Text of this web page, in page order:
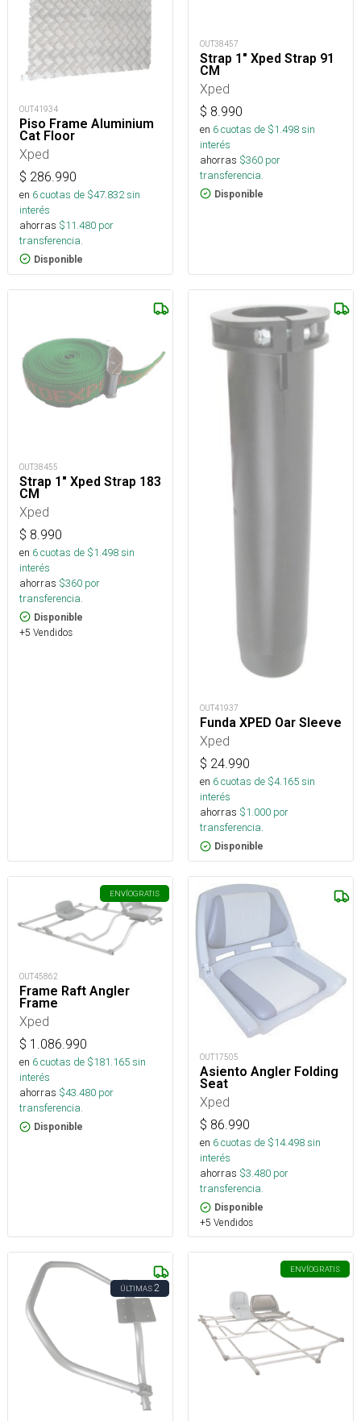
OUT41934
Piso Frame Aluminium
Cat Floor
Xped
$ 286.990
en 6cuotas de $47.832sin
interés
ahorras $11.480 por
transferencia.
Disponible
OUT38457
Strap 1" Xped Strap 91
CM
Xped
$ 8.990
en 6cuotas de $1.498sin
interés
ahorras $360 por
transferencia.
Disponible
OUT38455
Strap 1" Xped Strap 183
CM
Xped
$ 8.990
en 6cuotas de $1.498sin
interés
ahorras $360 por
transferencia.
Disponible
+5 Vendidos
OUT41937
Funda XPED Oar Sleeve
Xped
$ 24.990
en 6cuotas de $4.165sin
interés
ahorras $1.000 por
transferencia.
Disponible
ENVÍOGRATIS
OUT45862
Frame Raft Angler
Frame
Xped
$ 1.086.990
en 6cuotas de $181.165sin
interés
ahorras $43.480 por
transferencia.
Disponible
OUT17505
Asiento Angler Folding
Seat
Xped
$ 86.990
en 6cuotas de $14.498sin
interés
ahorras $3.480 por
transferencia.
Disponible
+5 Vendidos
ÚLTIMAS2
ENVÍOGRATIS